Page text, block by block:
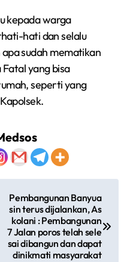
kepada warga
hati dan selalu
sudah mematikan
yang bisa
seperti yang
Pembangunan Banyua
sin terus dijalankan, As
kolani : Pembangunan
7 Jalan poros telah sele
sai dibangun dan dapat
dinikmati masyarakat